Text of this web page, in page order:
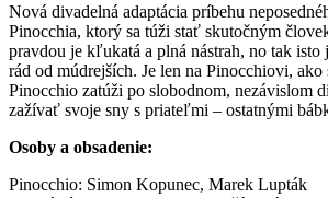
Nová divadelná adaptácia príbehu
Pinocchia, ktorý sa túži stať skutočným
pravdou je kľukatá a plná nástrah, no tak isto
rád od múdrejších. Je len na Pinocchiovi, ako
Pinocchio zatúži po slobodnom, nezávislom
zažívať svoje sny s priateľmi – ostatnými
Osoby a obsadenie:
Pinocchio: Simon Kopunec, Marek Lupták